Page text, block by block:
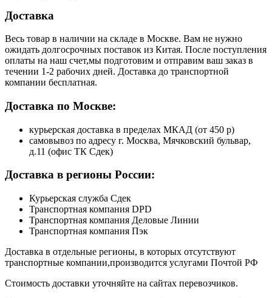
Доставка
Весь товар в наличии на складе в Москве. Вам не нужно
ожидать долгосрочных поставок из Китая. После поступления
оплаты на наш счет,мы подготовим и отправим ваш заказ в
течении 1-2 рабочих дней. Доставка до транспортной
компании бесплатная.
Доставка по Москве:
курьерская доставка в пределах МКАД (от 450 р)
самовывоз по адресу г. Москва, Мячковский бульвар,
д.11 (офис ТК Сдек)
Доставка в регионы России:
Курьерская служба Сдек
Транспортная компания DPD
Транспортная компания Деловые Линии
Транспортная компания Пэк
Доставка в отдельные регионы, в которых отсутствуют
транспортные компании,производится услугами Почтой РФ
Стоимость доставки уточняйте на сайтах перевозчиков.